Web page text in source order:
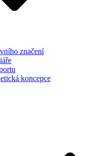
značení
koncepce